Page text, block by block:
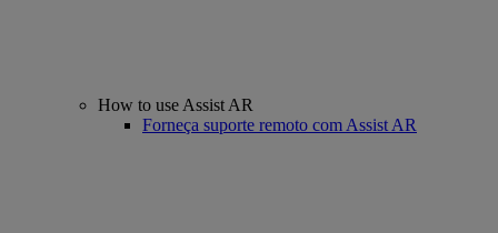
How to use Assist AR
Forneça suporte remoto com Assist AR